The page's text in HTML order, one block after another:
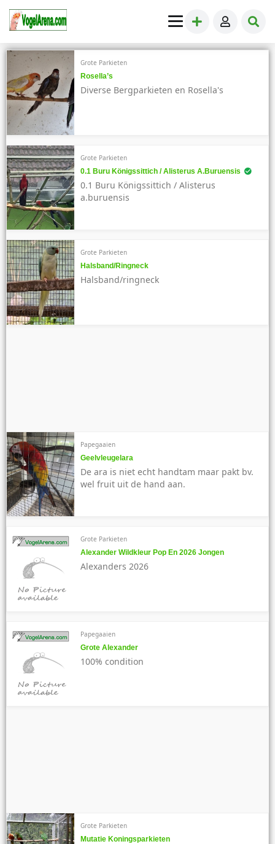
Grote Parkieten
Rosella’s
Diverse Bergparkieten en Rosella's
Grote Parkieten
0.1 Buru Königssittich / Alisterus A.buruensis
0.1 Buru Königssittich / Alisterus
a.buruensis
Grote Parkieten
Halsband/ringneck
Halsband/ringneck
Papegaaien
Geelvleugelara
De ara is niet echt handtam maar pakt bv.
wel fruit uit de hand aan.
Grote Parkieten
Alexander Wildkleur Pop En 2026 Jongen
Alexanders 2026
Papegaaien
Grote Alexander
100% condition
Grote Parkieten
Mutatie Koningsparkieten